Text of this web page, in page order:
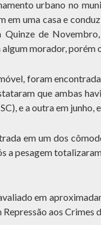
urbano no
em uma casa e
Quinze de
morador, porém
foram
que ambas
e a outra em
em um dos
a pesagem
em
aos